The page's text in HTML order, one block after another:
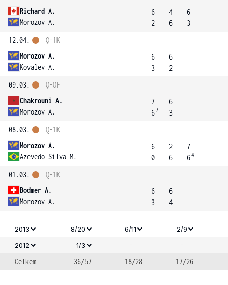
Richard A.
Morozov A.
6
2
4
6
6
3
12.04.
Morozov A.
Kovalev A.
Q-1K
6
3
6
2
09.03.
Chakrouni A.
Morozov A.
Q-OF
7
67
6
3
08.03.
Morozov A.
Azevedo Silva M.
Q-1K
6
0
2
6
7
64
01.03.
Bodmer A.
Morozov A.
Q-1K
6
3
6
4
2013 8/20 6/11
2/9
2012
1/3 -
-
Celkem
36/57 18/28 17/26